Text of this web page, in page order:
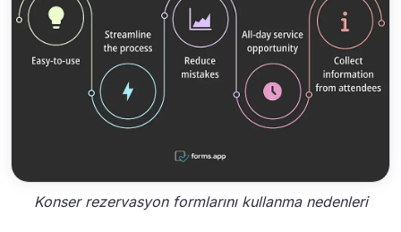
Konser rezervasyon formlarını kullanma nedenleri